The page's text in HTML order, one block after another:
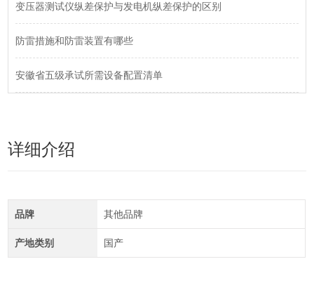
变压器测试仪纵差保护与发电机纵差保护的区别
防雷措施和防雷装置有哪些
安徽省五级承试所需设备配置清单
详细介绍
品牌 其他品牌
产地类别 国产